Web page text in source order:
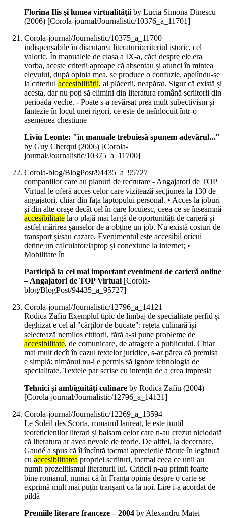
Florina Ilis și lumea virtualitățiiby Lucia Simona Dinescu
(2006) [Corola-journal/Journalistic/10376_a_11701]
Corola-journal/Journalistic/10375_a_11700
indispensabile în discutarea literaturii:criteriul istoric, cel
valoric. În manualele de clasa a IX-a, căci despre ele era
vorba, aceste criterii aproape că absentau și atunci în mintea
elevului, după opinia mea, se produce o confuzie, apelîndu-se
la criteriul accesibilității, al plăcerii, neapărat. Sigur că există și
acesta, dar nu poți să elimini din literatura română scriitorii din
perioada veche. - Poate s-a revărsat prea mult subectivism și
fantezie în locul unei rigori, ce este de neînlocuit într-o
asemenea chestiune
Liviu Leonte: "în manuale trebuiesă spunem adevărul..."
by Guy Cherqui (2006) [Corola-
journal/Journalistic/10375_a_11700]
Corola-blog/BlogPost/94435_a_95727
companiilor care au planuri de recrutare - Angajatori de TOP
Virtual le oferă acces celor care vizitează secțiunea la 130 de
angajatori, chiar din fața laptopului personal. • Acces la joburi
și din alte orașe decât cel în care locuiesc, ceea ce se înseamnă
accesibilitate la o plajă mai largă de oportunități de carieră și
astfel mărirea șanselor de a obține un job. Nu există costuri de
transport și/sau cazare. Evenimentul este accesibil oricui
deține un calculator/laptop și conexiune la internet; •
Mobilitate în
Participă la cel mai important eveniment de carieră online
– Angajatori de TOP Virtual [Corola-
blog/BlogPost/94435_a_95727]
Corola-journal/Journalistic/12796_a_14121
Rodica Zafiu Exemplul tipic de limbaj de specialitate perfid și
deghizat e cel al "cărților de bucate": rețeta culinară își
selectează nemilos cititorii, fără a-și pune probleme de
accesibilitate, de comunicare, de atragere a publicului. Chiar
mai mult decît în cazul textelor juridice, s-ar părea că premisa
e simplă: nimănui nu-i e permis să ignore tehnologia de
specialitate. Textele par scrise cu intenția de a crea impresia
Tehnici și ambiguități culinare by Rodica Zafiu (2004)
[Corola-journal/Journalistic/12796_a_14121]
Corola-journal/Journalistic/12269_a_13594
Le Soleil des Scorta, romanul laureat, le este inutil
teoreticienilor literari și balsam celor care n-au crezut niciodată
că literatura ar avea nevoie de teorie. De altfel, la decernare,
Gaudé a spus că îl încîntă tocmai aprecierile făcute în legătură
cu accesibilitatea propriei scriituri, tocmai ceea ce unii au
numit prozelitismul literaturii lui. Criticii n-au primit foarte
bine romanul, numai că în Franța opinia despre o carte se
exprimă mult mai puțin tranșant ca la noi. Lire i-a acordat de
pildă
Premiile literare franceze – 2004 by Alexandru Matei